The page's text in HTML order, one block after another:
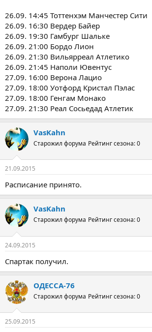
26.09. 14:45 Тоттенхэм Манчестер Сити
26.09. 16:30 Вердер Байер
26.09. 19:30 Гамбург Шальке
26.09. 21:00 Бордо Лион
26.09. 21:30 Вильярреал Атлетико
26.09. 21:45 Наполи Ювентус
27.09. 16:00 Верона Лацио
27.09. 18:00 Уотфорд Кристал Пэлас
27.09. 18:00 Генгам Монако
27.09. 21:30 Реал Сосьедад Атлетик
VasKahn
Старожил форума Рейтинг сезона: 0
21.09.2015
Расписание принято.
VasKahn
Старожил форума Рейтинг сезона: 0
24.09.2015
Спартак получил.
ОДЕССА-76
Старожил форума Рейтинг сезона: 0
25.09.2015